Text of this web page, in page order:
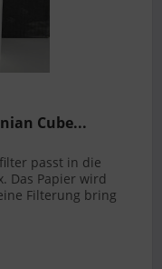
Cube...
passt in die
Das Papier wird
Filterung bring